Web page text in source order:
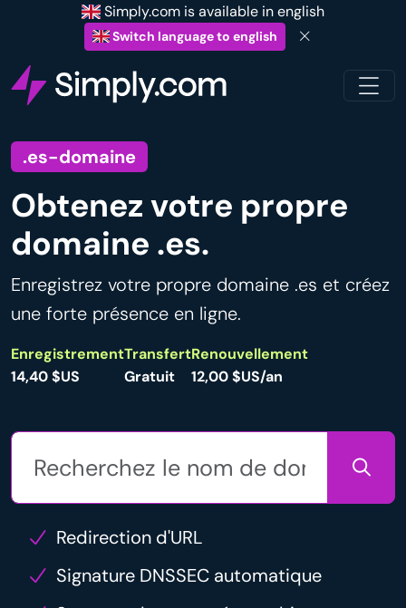
Simply.com is available in english
Switch language to english
.es-domaine
Obtenez votre propre
domaine .es.
Enregistrez votre propre domaine .es et créez
une forte présence en ligne.
Enregistrement
14,40 $US
Transfert
Gratuit
Renouvellement
12,00 $US/an
Redirection d'URL
Signature DNSSEC automatique